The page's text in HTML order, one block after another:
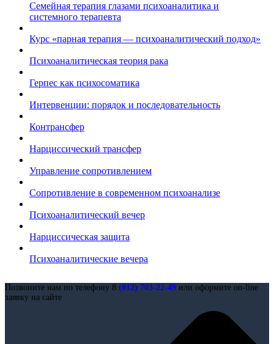
Семейная терапия глазами психоаналитика и
системного терапевта
Курс «парная терапия — психоаналитический подход»
Психоаналитическая теория рака
Герпес как психосоматика
Интервенции: порядок и последовательность
Контрансфер
Нарциссический трансфер
Управление сопротивлением
Сопротивление в современном психоанализе
Психоаналитический вечер
Нарциссическая защита
Психоаналитические вечера
Позвоните нам по телефону 8 (812) 703-22-49 или оформите on-line
заявку на сайте